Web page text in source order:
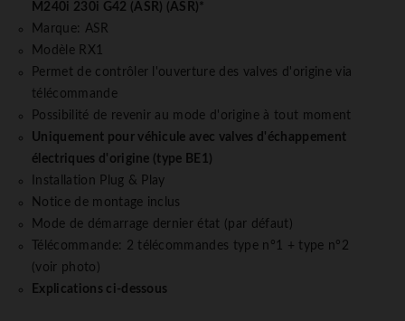
M240i 230i G42 (ASR) (ASR)*
Marque: ASR
Modèle RX1
Permet de contrôler l'ouverture des valves d'origine via
télécommande
Possibilité de revenir au mode d'origine à tout moment
Uniquement pour véhicule avec valves d'échappement
électriques d'origine (type BE1)
Installation Plug & Play
Notice de montage inclus
Mode de démarrage dernier état (par défaut)
Télécommande: 2 télécommandes type n°1 + type n°2
(voir photo)
Explications ci-dessous